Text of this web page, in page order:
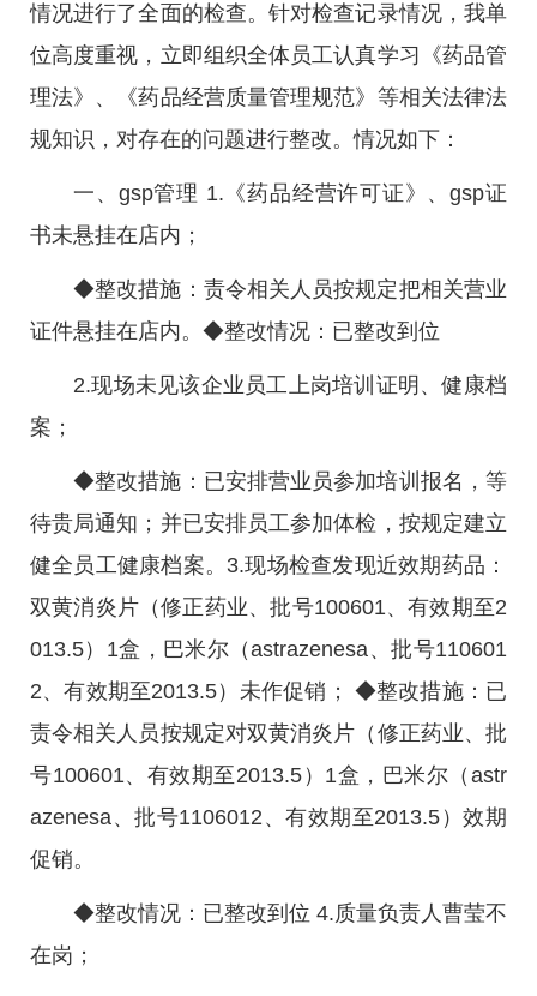
情况进行了全面的检查。针对检查记录情况，我单
位高度重视，立即组织全体员工认真学习《药品管
理法》、《药品经营质量管理规范》等相关法律法
规知识，对存在的问题进行整改。情况如下：
一、gsp管理 1.《药品经营许可证》、gsp证
书未悬挂在店内；
◆整改措施：责令相关人员按规定把相关营业
证件悬挂在店内。◆整改情况：已整改到位
2.现场未见该企业员工上岗培训证明、健康档
案；
◆整改措施：已安排营业员参加培训报名，等
待贵局通知；并已安排员工参加体检，按规定建立
健全员工健康档案。3.现场检查发现近效期药品：
双黄消炎片（修正药业、批号100601、有效期至2
013.5）1盒，巴米尔（astrazenesa、批号110601
2、有效期至2013.5）未作促销； ◆整改措施：已
责令相关人员按规定对双黄消炎片（修正药业、批
号100601、有效期至2013.5）1盒，巴米尔（astr
azenesa、批号1106012、有效期至2013.5）效期
促销。
◆整改情况：已整改到位 4.质量负责人曹莹不
在岗；